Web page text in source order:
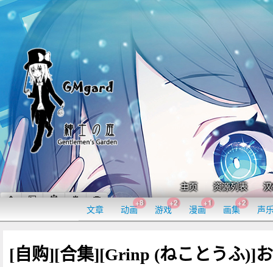
主页 资源列表
文章 动画
+8
游戏
+2
漫画
+1
画集
+2
声
[自购][合集][Grinp (ねことうふ)]